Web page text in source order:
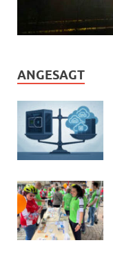
ANGESAGT